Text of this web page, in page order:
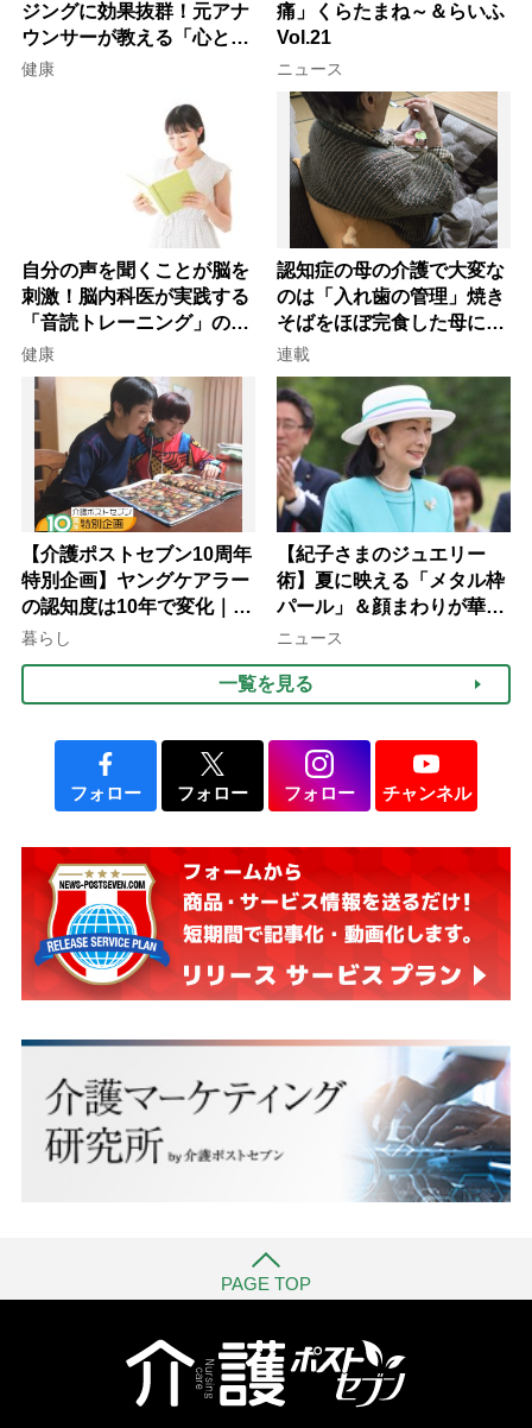
ジングに効果抜群！元アナ
ウンサーが教える「心と体
を元気にする音読の習慣」
健康
痛」くらたまね～＆らいふ
Vol.21
ニュース
自分の声を聞くことが脳を
刺激！脳内科医が実践する
「音読トレーニング」の極
意
健康
認知症の母の介護で大変な
のは「入れ歯の管理」焼き
そばをほぼ完食した母に息
子が血の気が引いた理由
連載
【介護ポストセブン10周年
特別企画】ヤングケアラー
の認知度は10年で変化｜流
行語大賞にノミネート、法
暮らし
【紀子さまのジュエリー
術】夏に映える「メタル枠
パール」＆顔まわりが華や
ぐ「揺れる一粒」の使い分
ニュース
一覧を見る
フォロー フォロー フォロー チャンネル
PAGE TOP